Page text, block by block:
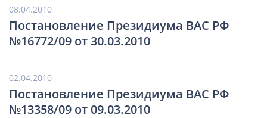
08.04.2010
Постановление Президиума ВАС РФ
№16772/09 от 30.03.2010
02.04.2010
Постановление Президиума ВАС РФ
№13358/09 от 09.03.2010